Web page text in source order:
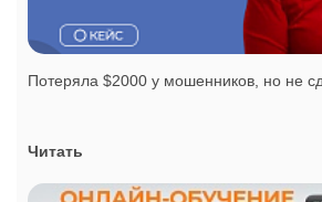
Потеряла $2000 у мошенников, но не
Читать